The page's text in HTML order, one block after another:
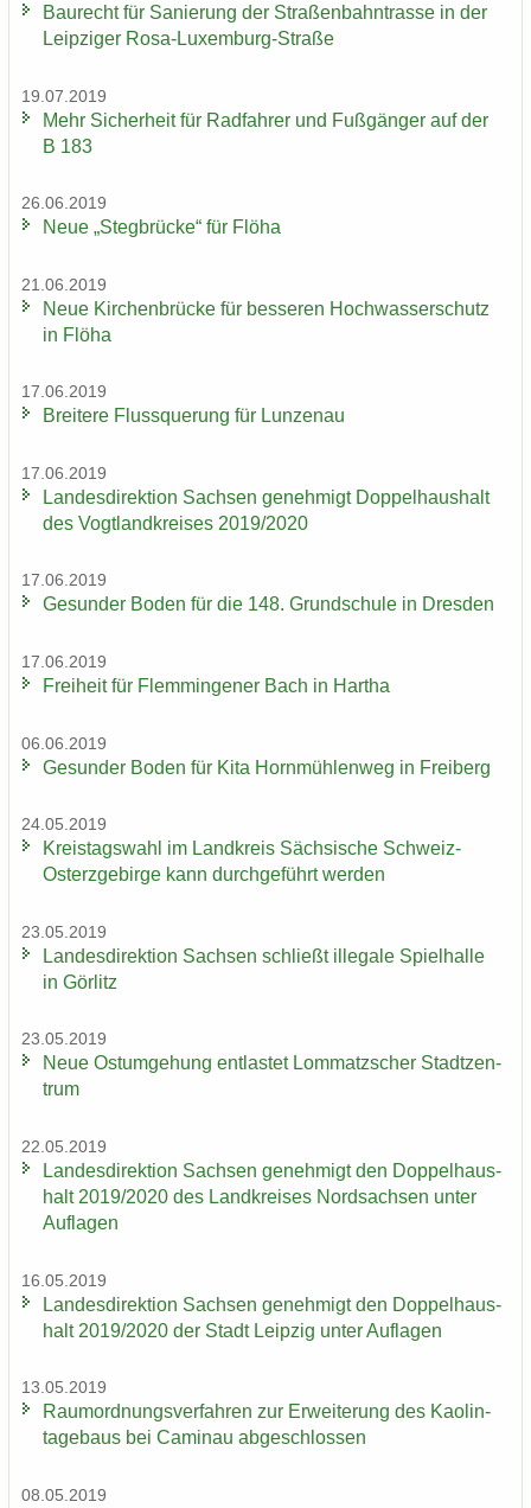
Bau­recht für Sa­nie­rung der Stra­ßen­bahn­tras­se in der
Leip­zi­ger Rosa-​Luxemburg-Straße
19.07.2019
Mehr Si­cher­heit für Rad­fah­rer und Fuß­gän­ger auf der
B 183
26.06.2019
Neue „Steg­brü­cke“ für Flöha
21.06.2019
Neue Kir­chen­brü­cke für bes­se­ren Hoch­was­ser­schutz
in Flöha
17.06.2019
Brei­te­re Fluss­que­rung für Lun­zen­au
17.06.2019
Lan­des­di­rek­ti­on Sach­sen ge­neh­migt Dop­pel­haus­halt
des Vogt­land­krei­ses 2019/2020
17.06.2019
Ge­sun­der Boden für die 148. Grund­schu­le in Dres­den
17.06.2019
Frei­heit für Flem­min­ge­ner Bach in Har­tha
06.06.2019
Ge­sun­der Boden für Kita Horn­müh­len­weg in Frei­berg
24.05.2019
Kreis­tags­wahl im Land­kreis Säch­si­sche Schweiz-​
Osterzgebirge kann durch­ge­führt wer­den
23.05.2019
Lan­des­di­rek­ti­on Sach­sen schließt il­le­ga­le Spiel­hal­le
in Gör­litz
23.05.2019
Neue Ost­um­ge­hung ent­las­tet Lom­matz­scher Stadt­zen­
trum
22.05.2019
Lan­des­di­rek­ti­on Sach­sen ge­neh­migt den Dop­pel­haus­
halt 2019/2020 des Land­krei­ses Nord­sach­sen unter
Auf­la­gen
16.05.2019
Lan­des­di­rek­ti­on Sach­sen ge­neh­migt den Dop­pel­haus­
halt 2019/2020 der Stadt Leip­zig unter Auf­la­gen
13.05.2019
Raum­ord­nungs­ver­fah­ren zur Er­wei­te­rung des Kao­lin­
ta­ge­baus bei Ca­min­au ab­ge­schlos­sen
08.05.2019